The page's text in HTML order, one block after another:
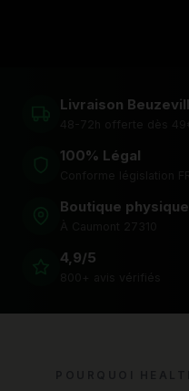
Livraison
100% Légal
Boutique physique
4,9/5